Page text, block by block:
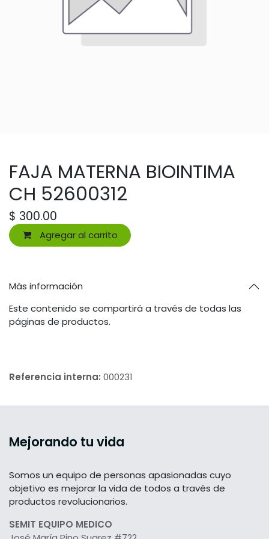
FAJA MATERNA BIOINTIMA
CH 52600312
$ 300.00
Agregar al carrito
Más información
Este contenido se compartirá a través de todas las
páginas de productos.
Referencia interna: 000231
Mejorando tu vida
Somos un equipo de personas apasionadas cuyo
objetivo es mejorar la vida de todos a través de
productos revolucionarios.
SEMIT EQUIPO MEDICO